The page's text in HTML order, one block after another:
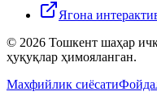
Ягона
© 2026 Тошкент шаҳар
ҳуқуқлар ҳимояланган.
Махфийлик сиёсати